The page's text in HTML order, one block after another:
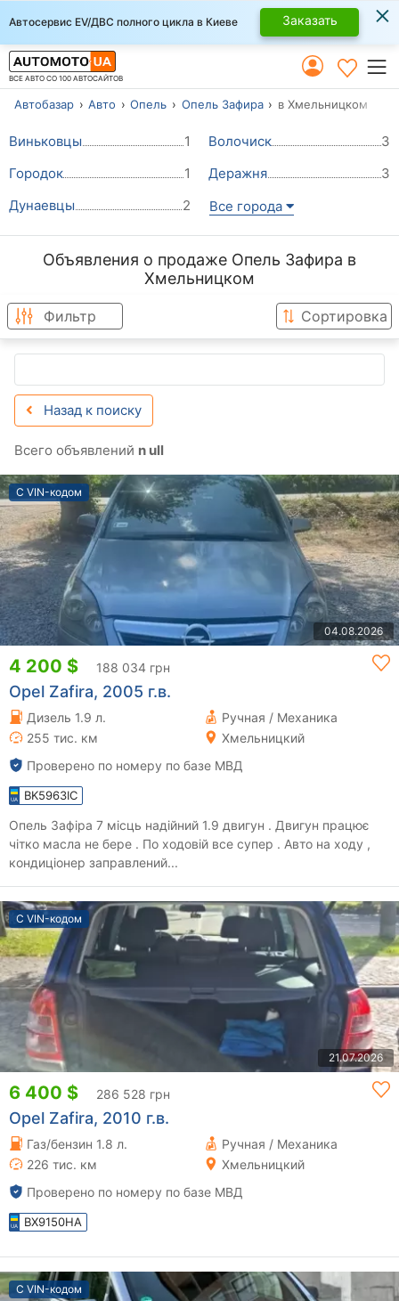
Автосервис EV/ДВС полного цикла в Киеве Заказать ×
ВСЕ АВТО СО 100 АВТОСАЙТОВ
Автобазар Авто Опель Опель Зафира в Хмельницком
Виньковцы 1 Волочиск
3
Городок
1 Деражня
3
Дунаевцы
2 Все города
Объявления о продаже Опель Зафира в
Хмельницком
Фильтр Сортировка
Назад к поиску
Всего объявлений n ull
С VIN-кодом
04.08.2026
4 200 $ 188 034 грн
Opel Zafira, 2005 г.в.
Дизель 1.9 л.
Ручная / Механика
255 тис. км
Хмельницкий
Проверено по номеру по базе МВД
BK5963IC
Опель Зафіра 7 місць надійний 1.9 двигун . Двигун працює
чітко масла не бере . По ходовій все супер . Авто на ходу ,
кондиціонер заправлений...
С VIN-кодом
21.07.2026
6 400 $ 286 528 грн
Opel Zafira, 2010 г.в.
Газ/бензин 1.8 л.
Ручная / Механика
226 тис. км
Хмельницкий
Проверено по номеру по базе МВД
BX9150HA
С VIN-кодом